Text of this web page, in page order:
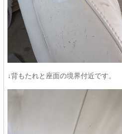
↓背もたれと座面の境界付近です。